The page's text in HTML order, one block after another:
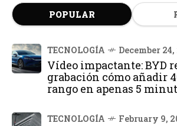
POPULAR
TECNOLOGÍA December
Vídeo impactante: BYD
grabación cómo añadir
rango en apenas 5
TECNOLOGÍA February 9,